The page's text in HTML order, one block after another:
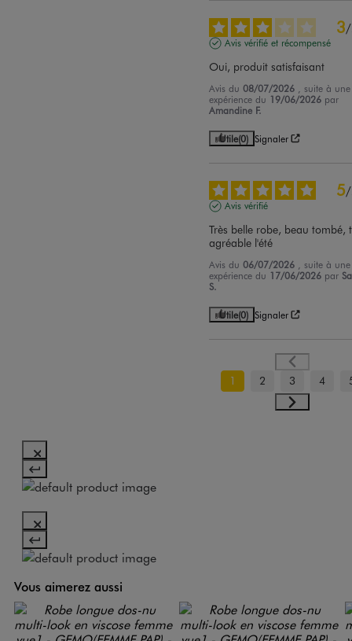
3/
Avis vérifié et récompensé
Oui, produit satisfaisant
Avis du08/07/2026
, suite à une
expérience du 19/06/2026 par
Amandine F.
Utile(0) Signaler
5/
Avis vérifié
Très belle robe, beau tombé,
agréable l'été
Avis du06/07/2026
, suite à une
expérience du 17/06/2026 par
S.
Utile(0) Signaler
1 2 3 4
Vous aimerez aussi